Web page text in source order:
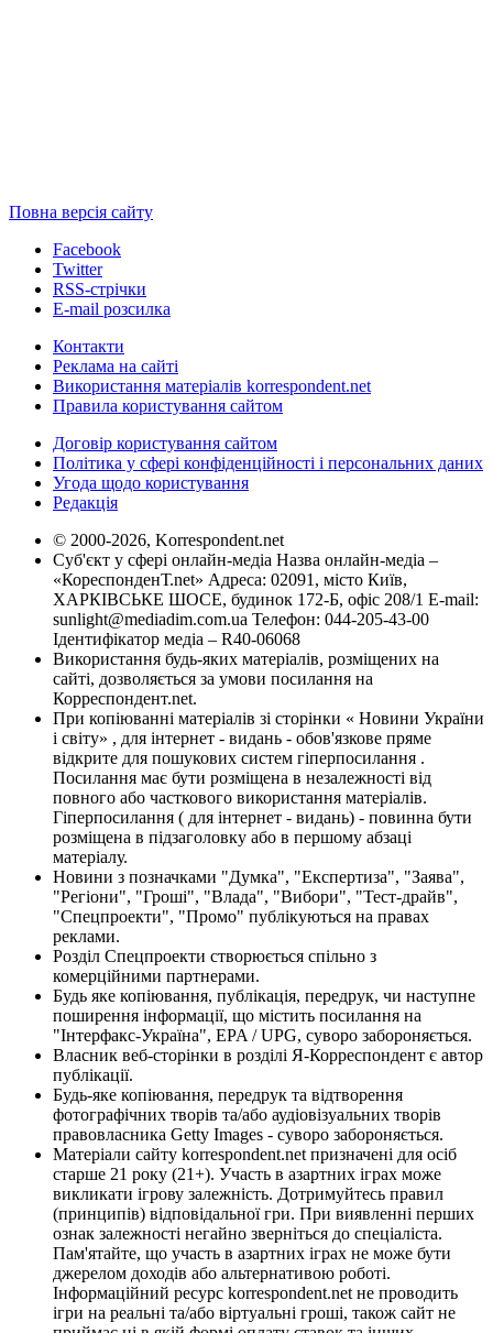
Повна версія сайту
Facebook
Twitter
RSS-стрічки
E-mail розсилка
Контакти
Реклама на сайті
Використання матеріалів korrespondent.net
Правила користування сайтом
Договір користування сайтом
Політика у сфері конфіденційності і персональних даних
Угода щодо користування
Редакція
© 2000-2026, Korrespondent.net
Суб'єкт у сфері онлайн-медіа Назва онлайн-медіа –
«КореспонденТ.net» Адреса: 02091, місто Київ,
ХАРКІВСЬКЕ ШОСЕ, будинок 172-Б, офіс 208/1 E-mail:
sunlight@mediadim.com.ua Телефон: 044-205-43-00
Ідентифікатор медіа – R40-06068
Використання будь-яких матеріалів, розміщених на
сайті, дозволяється за умови посилання на
Корреспондент.net.
При копіюванні матеріалів зі сторінки « Новини України
і світу» , для інтернет - видань - обов'язкове пряме
відкрите для пошукових систем гіперпосилання .
Посилання має бути розміщена в незалежності від
повного або часткового використання матеріалів.
Гіперпосилання ( для інтернет - видань) - повинна бути
розміщена в підзаголовку або в першому абзаці
матеріалу.
Новини з позначками "Думка", "Експертиза", "Заява",
"Регіони", "Гроші", "Влада", "Вибори", "Тест-драйв",
"Спецпроекти", "Промо" публікуються на правах
реклами.
Розділ Спецпроекти створюється спільно з
комерційними партнерами.
Будь яке копіювання, публікація, передрук, чи наступне
поширення інформації, що містить посилання на
"Інтерфакс-Україна", EPA / UPG, суворо забороняється.
Власник веб-сторінки в розділі Я-Корреспондент є автор
публікації.
Будь-яке копіювання, передрук та відтворення
фотографічних творів та/або аудіовізуальних творів
правовласника Getty Images - суворо забороняється.
Матеріали сайту korrespondent.net призначені для осіб
старше 21 року (21+). Участь в азартних іграх може
викликати ігрову залежність. Дотримуйтесь правил
(принципів) відповідальної гри. При виявленні перших
ознак залежності негайно зверніться до спеціаліста.
Пам'ятайте, що участь в азартних іграх не може бути
джерелом доходів або альтернативою роботі.
Інформаційний ресурс korrespondent.net не проводить
ігри на реальні та/або віртуальні гроші, також сайт не